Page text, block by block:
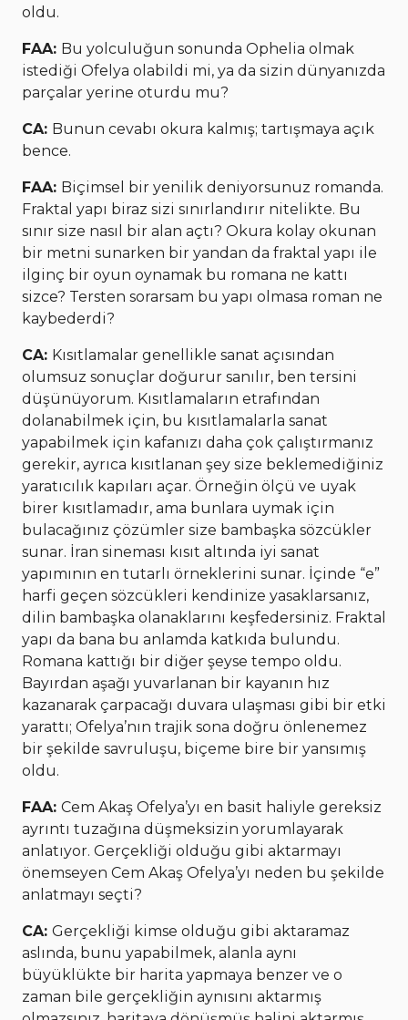
oldu.
FAA: Bu yolculuğun sonunda Ophelia olmak
istediği Ofelya olabildi mi, ya da sizin dünyanızda
parçalar yerine oturdu mu?
CA: Bunun cevabı okura kalmış; tartışmaya açık
bence.
FAA: Biçimsel bir yenilik deniyorsunuz romanda.
Fraktal yapı biraz sizi sınırlandırır nitelikte. Bu
sınır size nasıl bir alan açtı? Okura kolay okunan
bir metni sunarken bir yandan da fraktal yapı ile
ilginç bir oyun oynamak bu romana ne kattı
sizce? Tersten sorarsam bu yapı olmasa roman ne
kaybederdi?
CA: Kısıtlamalar genellikle sanat açısından
olumsuz sonuçlar doğurur sanılır, ben tersini
düşünüyorum. Kısıtlamaların etrafından
dolanabilmek için, bu kısıtlamalarla sanat
yapabilmek için kafanızı daha çok çalıştırmanız
gerekir, ayrıca kısıtlanan şey size beklemediğiniz
yaratıcılık kapıları açar. Örneğin ölçü ve uyak
birer kısıtlamadır, ama bunlara uymak için
bulacağınız çözümler size bambaşka sözcükler
sunar. İran sineması kısıt altında iyi sanat
yapımının en tutarlı örneklerini sunar. İçinde “e”
harfi geçen sözcükleri kendinize yasaklarsanız,
dilin bambaşka olanaklarını keşfedersiniz. Fraktal
yapı da bana bu anlamda katkıda bulundu.
Romana kattığı bir diğer şeyse tempo oldu.
Bayırdan aşağı yuvarlanan bir kayanın hız
kazanarak çarpacağı duvara ulaşması gibi bir etki
yarattı; Ofelya’nın trajik sona doğru önlenemez
bir şekilde savruluşu, biçeme bire bir yansımış
oldu.
FAA: Cem Akaş Ofelya’yı en basit haliyle gereksiz
ayrıntı tuzağına düşmeksizin yorumlayarak
anlatıyor. Gerçekliği olduğu gibi aktarmayı
önemseyen Cem Akaş Ofelya’yı neden bu şekilde
anlatmayı seçti?
CA: Gerçekliği kimse olduğu gibi aktaramaz
aslında, bunu yapabilmek, alanla aynı
büyüklükte bir harita yapmaya benzer ve o
zaman bile gerçekliğin aynısını aktarmış